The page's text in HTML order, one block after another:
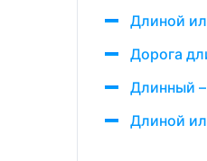
Длиной
Дорога
Длинный
Длиной